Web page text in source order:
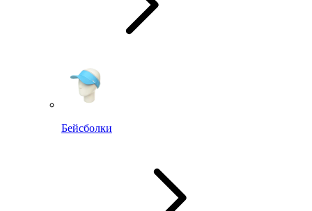
Бейсболки